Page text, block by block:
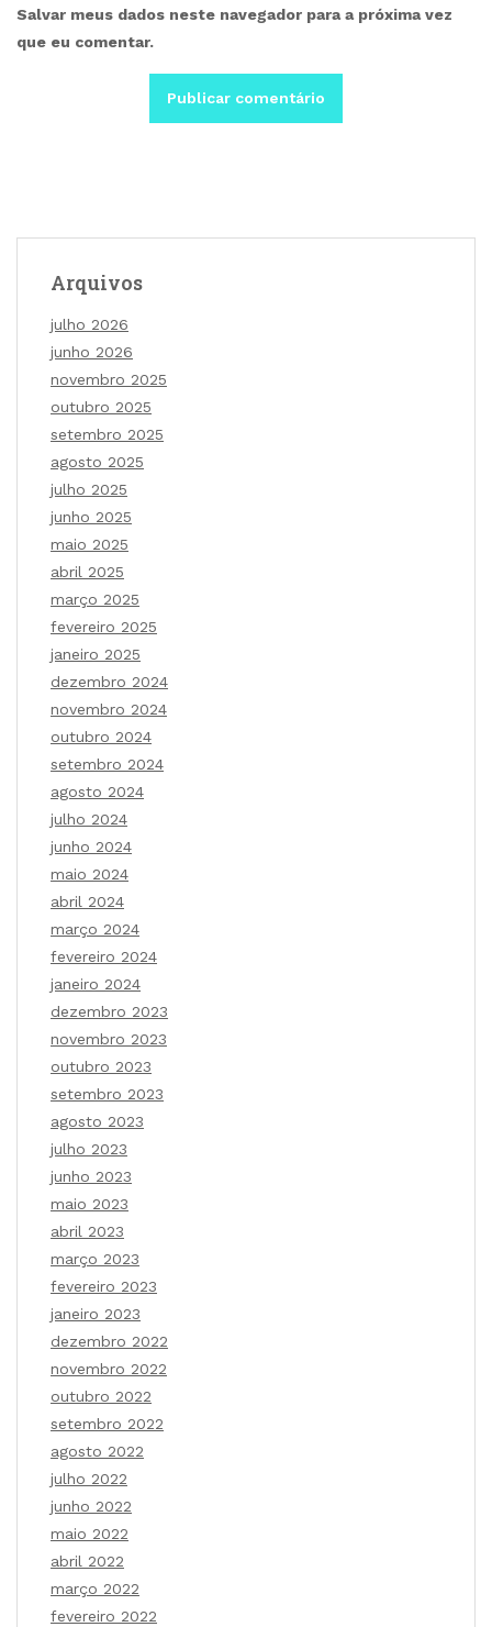
Salvar meus dados neste navegador para a próxima vez
que eu comentar.
Arquivos
julho 2026
junho 2026
novembro 2025
outubro 2025
setembro 2025
agosto 2025
julho 2025
junho 2025
maio 2025
abril 2025
março 2025
fevereiro 2025
janeiro 2025
dezembro 2024
novembro 2024
outubro 2024
setembro 2024
agosto 2024
julho 2024
junho 2024
maio 2024
abril 2024
março 2024
fevereiro 2024
janeiro 2024
dezembro 2023
novembro 2023
outubro 2023
setembro 2023
agosto 2023
julho 2023
junho 2023
maio 2023
abril 2023
março 2023
fevereiro 2023
janeiro 2023
dezembro 2022
novembro 2022
outubro 2022
setembro 2022
agosto 2022
julho 2022
junho 2022
maio 2022
abril 2022
março 2022
fevereiro 2022